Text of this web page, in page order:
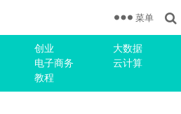
创业
大数据
电子商务
云计算
教程
菜单